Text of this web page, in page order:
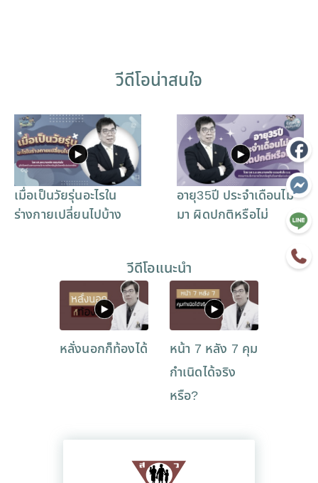
วีดีโอน่าสนใจ
เมื่อเป็นวัยรุ่นอะไรใน
ร่างกายเปลี่ยนไปบ้าง
อายุ35ปี ประจำเดือนไม่
มา ผิดปกติหรือไม่
วีดีโอแนะนำ
หลั่งนอกก็ท้องได้
หน้า 7 หลัง 7 คุม
กำเนิดได้จริง
หรือ?